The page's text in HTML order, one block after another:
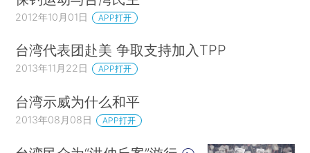
2012年10月01日 APP打开
台湾代表团赴美 争取支持加入TPP
2013年11月22日 APP打开
台湾示威为什么和平
2013年08月08日 APP打开